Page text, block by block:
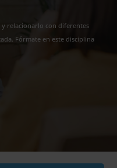
relacionarlo con diferentes
Fórmate en este disciplina